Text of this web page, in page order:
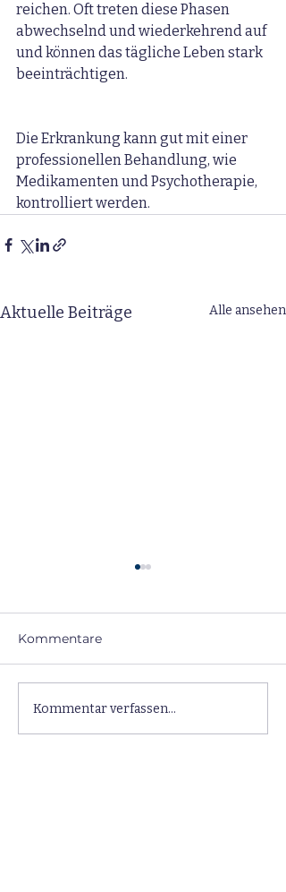
reichen. Oft treten diese Phasen
abwechselnd und wiederkehrend auf
und können das tägliche Leben stark
beeinträchtigen.
Die Erkrankung kann gut mit einer
professionellen Behandlung, wie
Medikamenten und Psychotherapie,
kontrolliert werden.
Aktuelle Beiträge Alle ansehen
Psychosomatische
Störungen
Kommentare
Kommentar verfassen...